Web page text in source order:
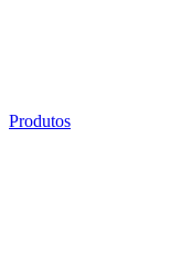
Produtos